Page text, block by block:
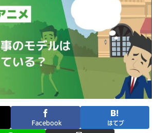
Facebook はてブ